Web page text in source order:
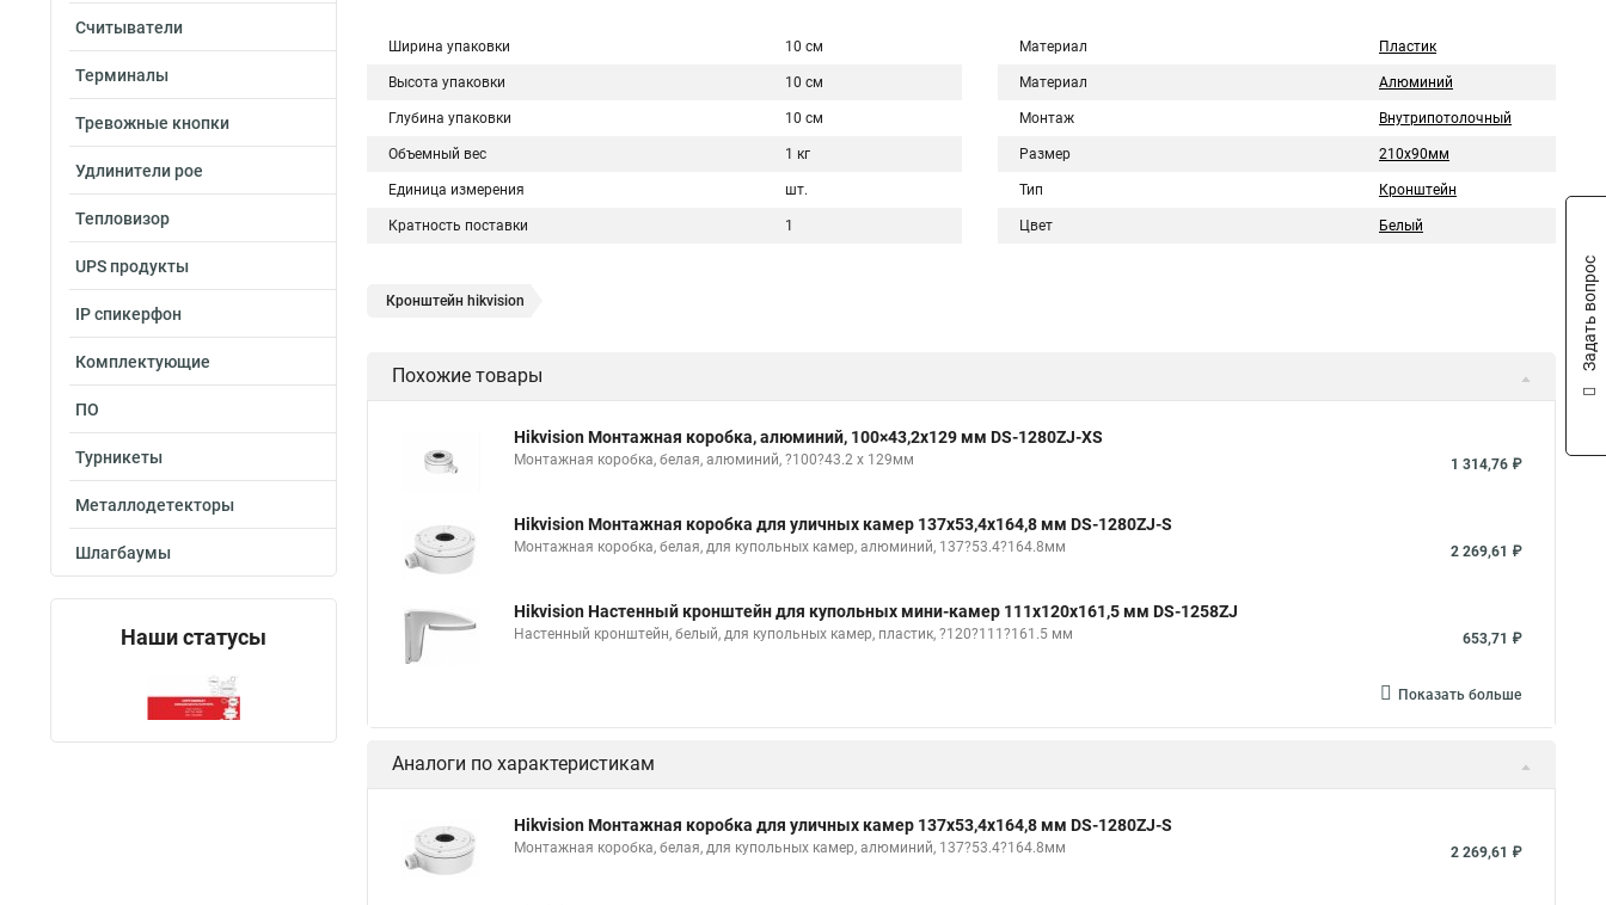
Считыватели
Терминалы
Тревожные кнопки
Удлинители poe
Тепловизор
UPS продукты
IP спикерфон
Комплектующие
ПО
Турникеты
Металлодетекторы
Шлагбаумы
Наши статусы
Ширина упаковки 10 см
Высота упаковки 10 см
Глубина упаковки 10 см
Объемный вес 1 кг
Единица измерения шт.
Кратность поставки 1
Материал Пластик
Материал Алюминий
Монтаж Внутрипотолочный
Размер 210х90мм
Тип Кронштейн
Цвет Белый
Кронштейн hikvision
Похожие товары
Hikvision Монтажная коробка, алюминий, 100×43,2x129 мм DS-1280ZJ-XS
Монтажная коробка, белая, алюминий, ?100?43.2 x 129мм 1 314,76 ₽
Hikvision Монтажная коробка для уличных камер 137x53,4x164,8 мм DS-1280ZJ-S
Монтажная коробка, белая, для купольных камер, алюминий, 137?53.4?164.8мм 2 269,61 ₽
Hikvision Настенный кронштейн для купольных мини-камер 111x120x161,5 мм DS-1258ZJ
Настенный кронштейн, белый, для купольных камер, пластик, ?120?111?161.5 мм 653,71 ₽
Показать больше
Аналоги по характеристикам
Hikvision Монтажная коробка для уличных камер 137x53,4x164,8 мм DS-1280ZJ-S
Монтажная коробка, белая, для купольных камер, алюминий, 137?53.4?164.8мм 2 269,61 ₽
Задать вопрос